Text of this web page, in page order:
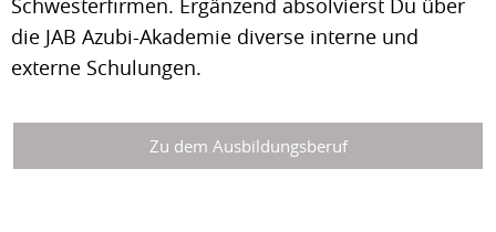
die JAB Azubi-Akademie diverse interne und
externe Schulungen.
Zu dem Ausbildungsberuf